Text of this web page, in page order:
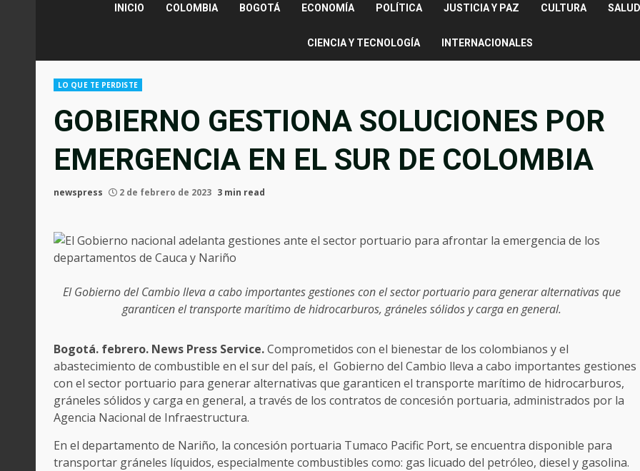
INICIO COLOMBIA BOGOTÁ ECONOMÍA POLÍTICA JUSTICIA Y PAZ CULTURA
CIENCIA Y TECNOLOGÍA INTERNACIONALES
LO QUE TE PERDISTE
GOBIERNO GESTIONA SOLUCIONES POR
EMERGENCIA EN EL SUR DE COLOMBIA
newspress 2 de febrero de 2023 3 min read
El Gobierno del Cambio lleva a cabo importantes gestiones con el sector portuario para generar alternativas que
garanticen el transporte marítimo de hidrocarburos, gráneles sólidos y carga en general.
Bogotá. febrero. News Press Service.Comprometidos con el bienestar de los colombianos y el
abastecimiento de combustible en el sur del país, el Gobierno del Cambio lleva a cabo importantes gestiones
con el sector portuario para generar alternativas que garanticen el transporte marítimo de hidrocarburos,
gráneles sólidos y carga en general, a través de los contratos de concesión portuaria, administrados por la
Agencia Nacional de Infraestructura.
En el departamento de Nariño, la concesión portuaria Tumaco Pacific Port, se encuentra disponible para
transportar gráneles líquidos, especialmente combustibles como: gas licuado del petróleo, diesel y gasolina.